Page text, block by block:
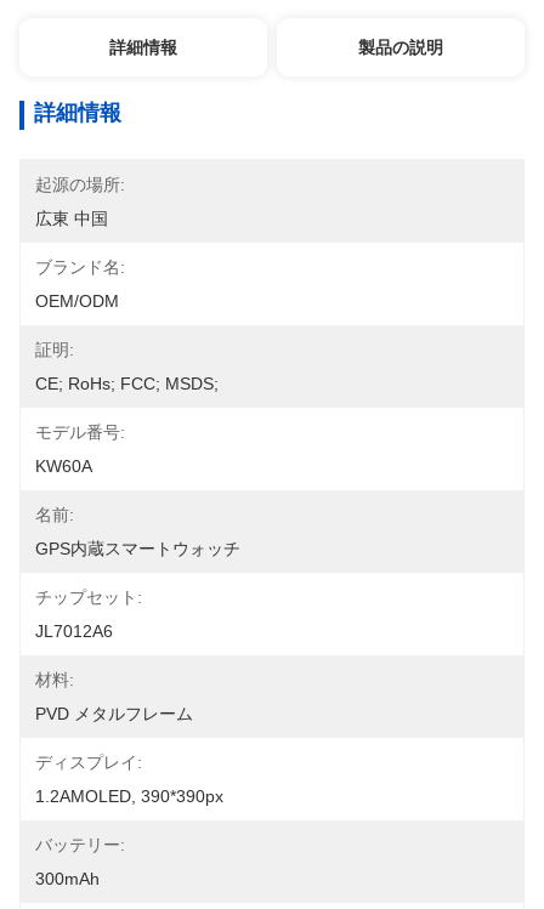
詳細情報 製品の説明
詳細情報
起源の場所:
広東 中国
ブランド名:
OEM/ODM
証明:
CE; RoHs; FCC; MSDS;
モデル番号:
KW60A
名前:
GPS内蔵スマートウォッチ
チップセット:
JL7012A6
材料:
PVD メタルフレーム
ディスプレイ:
1.2AMOLED, 390*390px
バッテリー:
300mAh